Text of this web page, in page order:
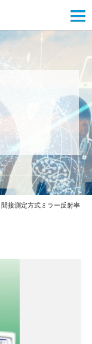
間接測定方式ミラー反射率